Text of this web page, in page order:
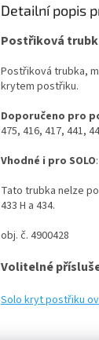
Detailní popis
Postřiková
Postřiková trubka,
krytem postřiku.
Doporučeno pro
475, 416, 417, 441,
Vhodné i pro SOLO
Tato trubka nelze
433 H a 434.
obj. č. 4900428
Volitelné
Solo kryt postřiku